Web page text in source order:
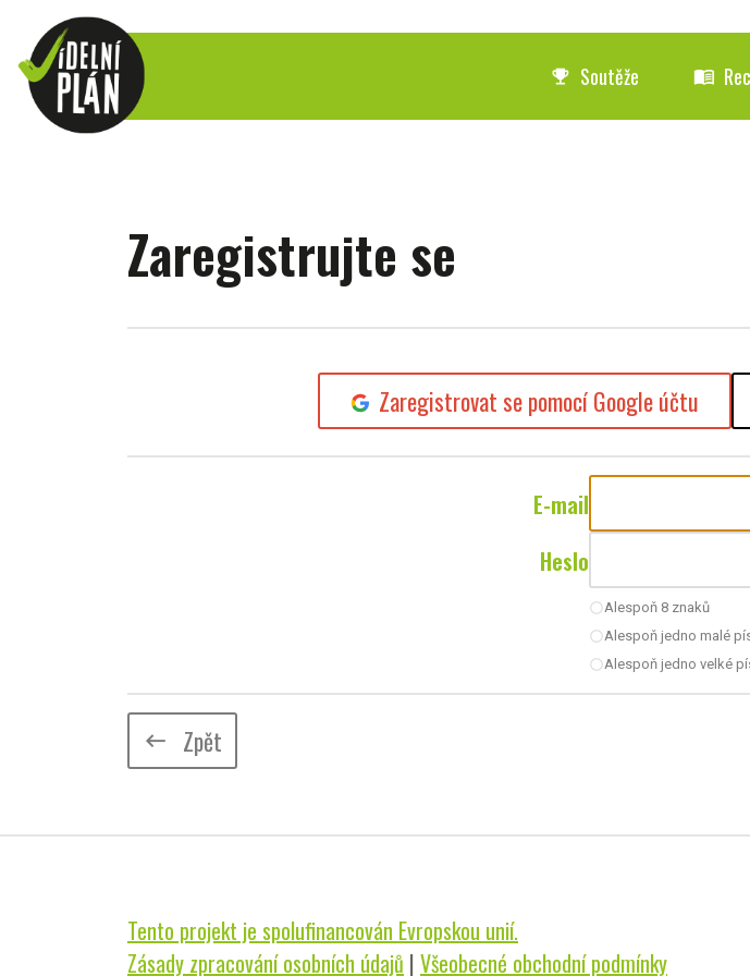
emoji_events Soutěže menu_book
Zaregistrujte se
Zaregistrovat se pomocí Google účtu
E-mail
Heslo
radio_button_uncheckedAlespoň 8 znaků
radio_button_uncheckedAlespoň jedno malé
radio_button_uncheckedAlespoň jedno velké
keyboard_backspace Zpět
Tento projekt je spolufinancován Evropskou unií.
Zásady zpracování osobních údajů | Všeobecné obchodní podmínky